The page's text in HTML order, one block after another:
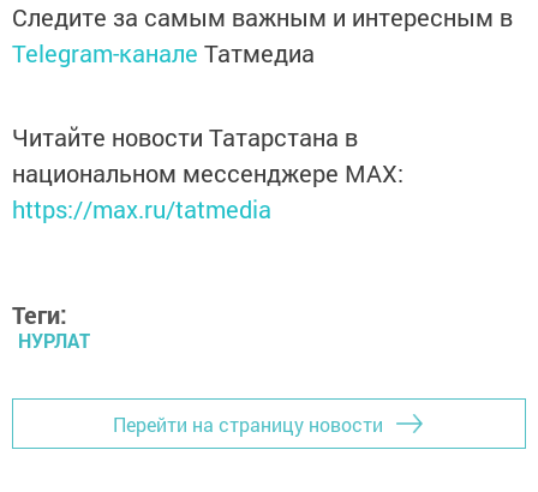
Следите за самым важным и интересным в
Telegram-канале Татмедиа
Читайте новости Татарстана в
национальном мессенджере MАХ:
https://max.ru/tatmedia
Теги:
НУРЛАТ
Перейти на страницу новости